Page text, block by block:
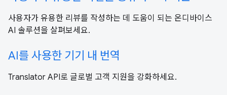
사용자가 유용한 리뷰를 작성하는 데 도움이 되는 온디바이스
AI 솔루션을 살펴보세요.
AI를 사용한 기기 내 번역
Translator API로 글로벌 고객 지원을 강화하세요.